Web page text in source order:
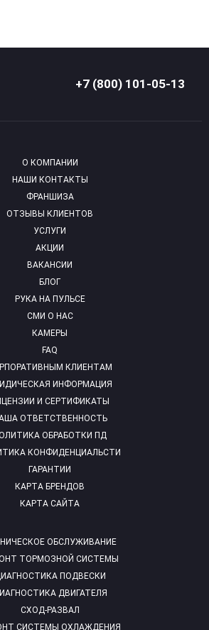
+7 (800) 101-05-13
О КОМПАНИИ
НАШИ КОНТАКТЫ
ФРАНШИЗА
ОТЗЫВЫ КЛИЕНТОВ
УСЛУГИ
АКЦИИ
ВАКАНСИИ
БЛОГ
РУКА НА ПУЛЬСЕ
СМИ О НАС
КАМЕРЫ
FAQ
ОБСЛУЖИВАНИЕ
ТОРМОЗНОЙ СИСТЕМЫ
ПОДВЕСКИ
ДВИГАТЕЛЯ
СХОД-РАЗВАЛ
СИСТЕМЫ ОХЛАЖДЕНИЯ
КЛИЕНТАМ
ИНФОРМАЦИЯ
И СЕРТИФИКАТЫ
ОТВЕТСТВЕННОСТЬ
ОБРАБОТКИ ПД
КОНФИДЕНЦИАЛЬСТИ
ГАРАНТИИ
КАРТА БРЕНДОВ
КАРТА САЙТА